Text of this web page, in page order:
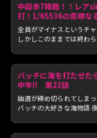
中段赤7降臨！！レア
打！1/65536の奇跡
Season- 第3話(3/4)
全員がマイナスというチ
しかしこのままでは終わ
バッチに海を打たせた
中年!! 第23話
抽選が締め切られてしま
バッチの大好きな海物語